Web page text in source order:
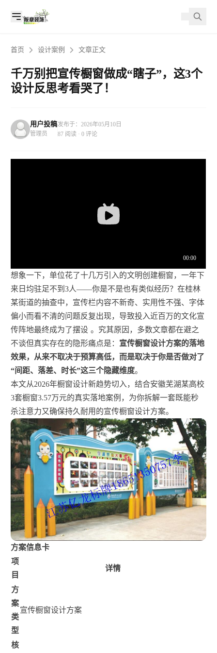
首页 设计案例 文章正文
千万别把宣传橱窗做成“瞎子”，这3个
设计反思考看哭了！
用户投稿
管理员
发布于：2026年05月10日
87 阅读 · 0 评论
想象一下，单位花了十几万引入的文明创建橱窗，一年下
来日均驻足不到3人——你是不是也有类似经历？在桂林
某街道的抽查中，宣传栏内容不新奇、实用性不强、字体
偏小而看不清的问题反复出现，导致投入近百万的文化宣
传阵地最终成为了摆设 。究其原因，多数文章都在避之
不谈但真实存在的隐形痛点是： 宣传橱窗设计方案的落地
效果，从来不取决于预算高低，而是取决于你是否做对了
“间距、落差、时长”这三个隐藏维度。
本文从2026年橱窗设计新趋势切入，结合安徽芜湖某高校
3套橱窗3.57万元的真实落地案例，为你拆解一套既能秒
杀注意力又确保持久耐用的宣传橱窗设计方案。
方案信息卡
项
目
详情
方
案
类
型
宣传橱窗设计方案
核